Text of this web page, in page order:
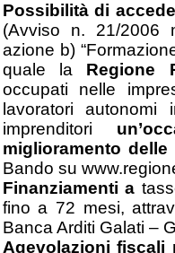
Possibilità di
(Avviso n. 21/2006
azione b)
quale la Regione
occupati nelle
lavoratori
imprenditori
miglioramento
Bando su
Finanziamenti a
fino a 72 mesi,
Banca Arditi Galati –
Agevolazioni fiscali